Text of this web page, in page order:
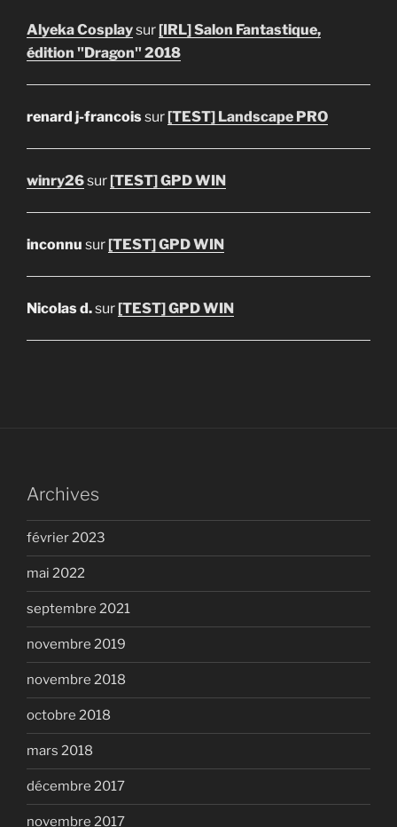
Alyeka Cosplaysur[IRL] Salon Fantastique,
édition "Dragon" 2018
renard j-francoissur[TEST] Landscape PRO
winry26sur[TEST] GPD WIN
inconnu sur[TEST] GPD WIN
Nicolas d.sur[TEST] GPD WIN
Archives
février 2023
mai 2022
septembre 2021
novembre 2019
novembre 2018
octobre 2018
mars 2018
décembre 2017
novembre 2017